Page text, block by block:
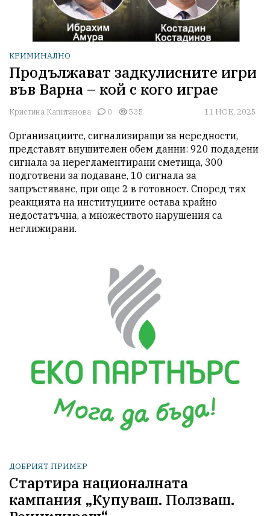
КРИМИНАЛНО
Продължават задкулисните игри
във Варна – кой с кого играе
Кристина Капитанова 0 535 11 НОЕ, 2025
Организациите, сигнализиращи за нередности,
представят внушителен обем данни: 920 подадени
сигнала за нерегламентирани сметища, 300
подготвени за подаване, 10 сигнала за
запръстяване, при още 2 в готовност. Според тях
реакцията на институциите остава крайно
недостатъчна, а множеството нарушения са
неглижирани.
ДОБРИЯТ ПРИМЕР
Стартира националната
кампания „Купуваш. Ползваш.